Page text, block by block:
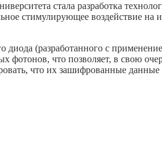
стала разработка
стимулирующее воздействие
(разработанного с
фотонов, что позволяет, в свою
что их зашифрованные